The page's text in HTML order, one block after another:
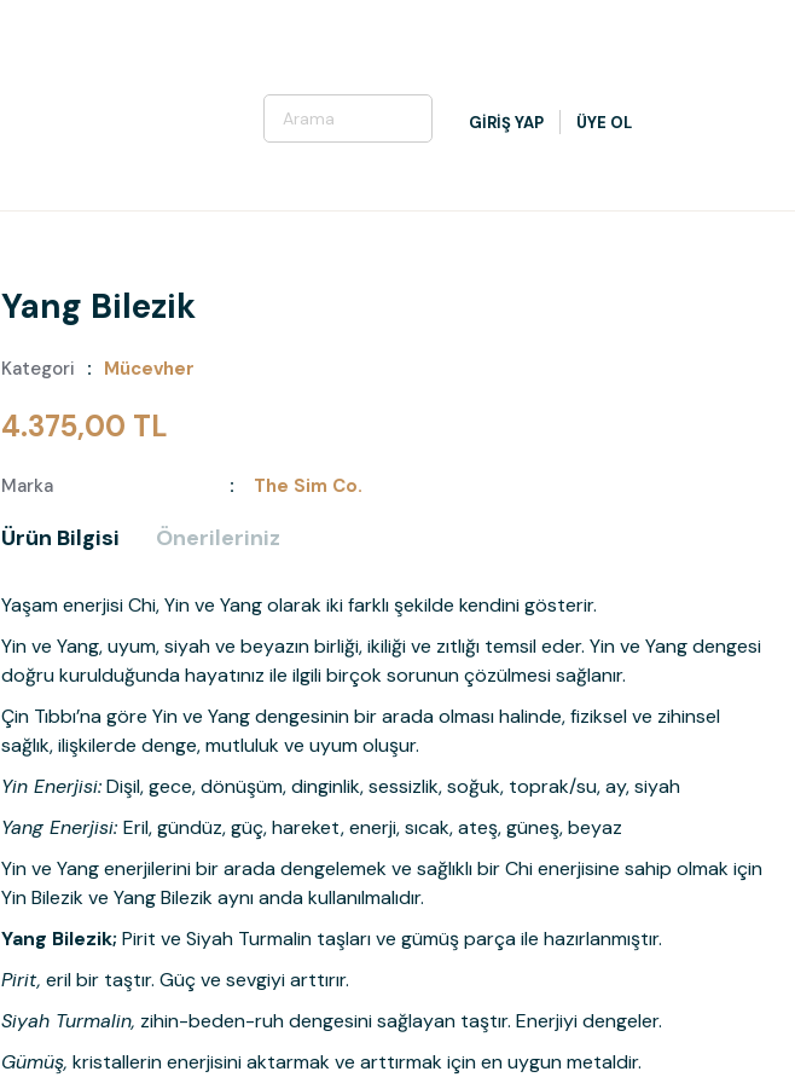
GİRİŞ YAP ÜYE OL
Yang Bilezik
Kategori Mücevher
4.375,00 TL
Marka The Sim Co.
Ürün Bilgisi Önerileriniz
Yaşam enerjisi Chi, Yin ve Yang olarak iki farklı şekilde kendini gösterir.
Yin ve Yang, uyum, siyah ve beyazın birliği, ikiliği ve zıtlığı temsil eder. Yin ve Yang dengesi
doğru kurulduğunda hayatınız ile ilgili birçok sorunun çözülmesi sağlanır.
Çin Tıbbı’na göre Yin ve Yang dengesinin bir arada olması halinde, fiziksel ve zihinsel
sağlık, ilişkilerde denge, mutluluk ve uyum oluşur.
Yin Enerjisi:Dişil, gece, dönüşüm, dinginlik, sessizlik, soğuk, toprak/su, ay, siyah
Yang Enerjisi: Eril, gündüz, güç, hareket, enerji, sıcak, ateş, güneş, beyaz
Yin ve Yang enerjilerini bir arada dengelemek ve sağlıklı bir Chi enerjisine sahip olmak için
Yin Bilezik ve Yang Bilezik aynı anda kullanılmalıdır.
Yang Bilezik; Pirit ve Siyah Turmalin taşları ve gümüş parça ile hazırlanmıştır.
Pirit, eril bir taştır. Güç ve sevgiyi arttırır.
Siyah Turmalin, zihin-beden-ruh dengesini sağlayan taştır. Enerjiyi dengeler.
Gümüş, kristallerin enerjisini aktarmak ve arttırmak için en uygun metaldir.